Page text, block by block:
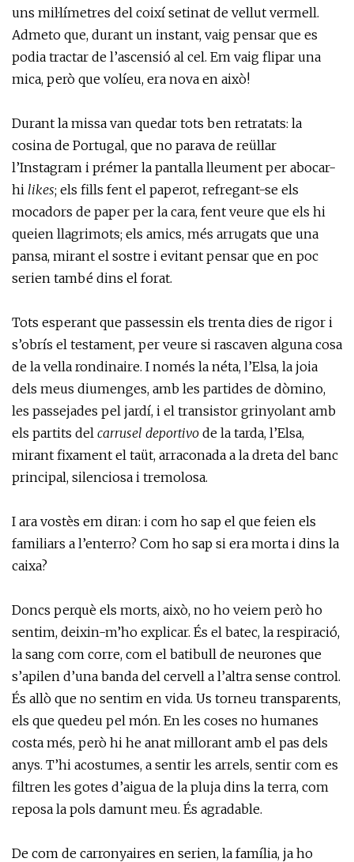
uns mil·límetres del coixí setinat de vellut vermell.
Admeto que, durant un instant, vaig pensar que es
podia tractar de l’ascensió al cel. Em vaig flipar una
mica, però que volíeu, era nova en això!
Durant la missa van quedar tots ben retratats: la
cosina de Portugal, que no parava de reüllar
l’Instagram i prémer la pantalla lleument per abocar-
hi likes; els fills fent el paperot, refregant-se els
mocadors de paper per la cara, fent veure que els hi
queien llagrimots; els amics, més arrugats que una
pansa, mirant el sostre i evitant pensar que en poc
serien també dins el forat.
Tots esperant que passessin els trenta dies de rigor i
s’obrís el testament, per veure si rascaven alguna cosa
de la vella rondinaire. I només la néta, l’Elsa, la joia
dels meus diumenges, amb les partides de dòmino,
les passejades pel jardí, i el transistor grinyolant amb
els partits del carrusel deportivo de la tarda, l’Elsa,
mirant fixament el taüt, arraconada a la dreta del banc
principal, silenciosa i tremolosa.
I ara vostès em diran: i com ho sap el que feien els
familiars a l’enterro? Com ho sap si era morta i dins la
caixa?
Doncs perquè els morts, això, no ho veiem però ho
sentim, deixin-m’ho explicar. És el batec, la respiració,
la sang com corre, com el batibull de neurones que
s’apilen d’una banda del cervell a l’altra sense control.
És allò que no sentim en vida. Us torneu transparents,
els que quedeu pel món. En les coses no humanes
costa més, però hi he anat millorant amb el pas dels
anys. T’hi acostumes, a sentir les arrels, sentir com es
filtren les gotes d’aigua de la pluja dins la terra, com
reposa la pols damunt meu. És agradable.
De com de carronyaires en serien, la família, ja ho